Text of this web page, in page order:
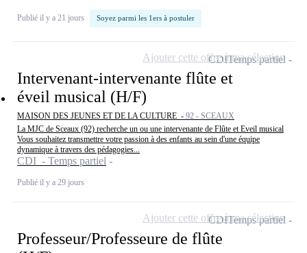
Publié il y a 21 jours Soyez parmi les 1ers à postuler
Intervenant-intervenante flûte et
éveil musical (H/F)
MAISON DES JEUNES ET DE LA CULTURE - 92 - SCEAUX
La MJC de Sceaux (92) recherche un ou une intervenante de Flûte et Eveil musical
Vous souhaitez transmettre votre passion à des enfants au sein d'une équipe
dynamique à travers des pédagogies...
CDI - Temps partiel
Publié il y a 29 jours
CDITemps partiel
Ajouter cette offre à ma sélection
Professeur/Professeure de flûte
CDITemps partiel
Ajouter cette offre à ma sélection